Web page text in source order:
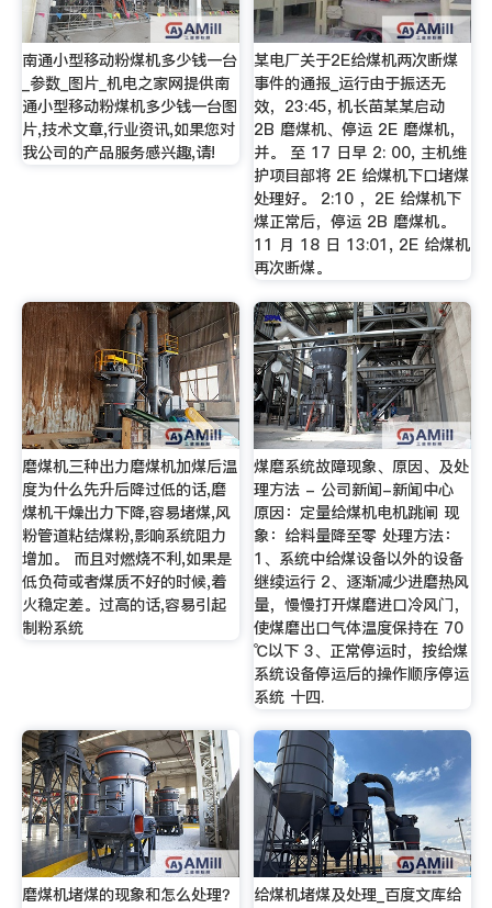
南通小型移动粉煤机多少钱一台
_参数_图片_机电之家网提供南
通小型移动粉煤机多少钱一台图
片,技术文章,行业资讯,如果您对
我公司的产品服务感兴趣,请!
某电厂关于2E给煤机两次断煤
事件的通报_运行由于振迗无
效，23:45, 机长苗某某启动
2B 磨煤机、停运 2E 磨煤机，
并。 至 17 日早 2: 00, 主机维
护项目部将 2E 给煤机下口堵煤
处理好。 2:10 ，2E 给煤机下
煤正常后，停运 2B 磨煤机。
11 月 18 日 13:01, 2E 给煤机
再次断煤。
磨煤机三种出力磨煤机加煤后温
度为什么先升后降过低的话,磨
煤机干燥出力下降,容易堵煤,风
粉管道粘结煤粉,影响系统阻力
增加。 而且对燃烧不利,如果是
低负荷或者煤质不好的时候,着
火稳定差。过高的话,容易引起
制粉系统
煤磨系统故障现象、原因、及处
理方法 - 公司新闻-新闻中心
原因：定量给煤机电机跳闸 现
象：给料量降至零 处理方法：
1、系统中给煤设备以外的设备
继续运行 2、逐渐减少进磨热风
量，慢慢打开煤磨进口冷风门，
使煤磨出口气体温度保持在 70
℃以下 3、正常停运时，按给煤
系统设备停运后的操作顺序停运
系统 十四.
磨煤机堵煤的现象和怎么处理？
给煤机堵煤及处理_百度文库给